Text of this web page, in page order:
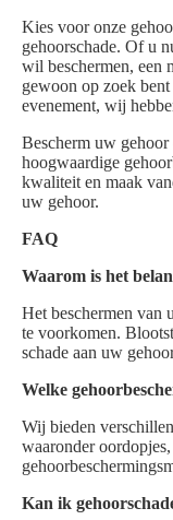
Kies voor onze
gehoorschade. Of u
wil beschermen, een
gewoon op zoek
evenement, wij
Bescherm uw
hoogwaardige
kwaliteit en maak
uw gehoor.
FAQ
Waarom is het
Het beschermen van
te voorkomen.
schade aan uw
Welke
Wij bieden
waaronder
Kan ik